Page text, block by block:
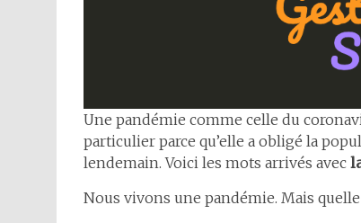
Une pandémie comme celle du
particulier parce qu’elle a obligé la
lendemain. Voici les mots arrivés avec
Nous vivons une pandémie. Mais